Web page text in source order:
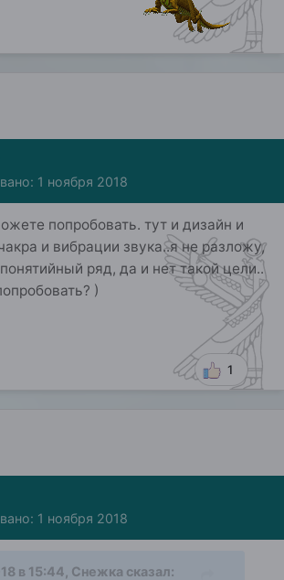
1 ноября 2018
попробовать. тут и дизайн и
и вибрации звука..я не разложу,
ряд, да и нет такой цели..
)
1
1 ноября 2018
в 15:44, Снежка сказал: